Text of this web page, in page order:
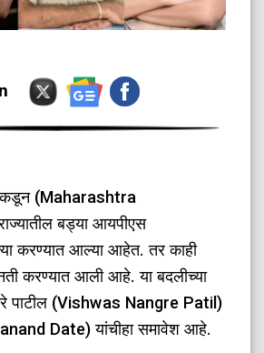
(Maharashtra
बड्या आयपीएस
करण्यात आल्या आहेत. तर काही
करण्यात आली आहे. या बदलीच्या
पाटील (Vishwas Nangre Patil)
Date) यांचीहा समावेश आहे.